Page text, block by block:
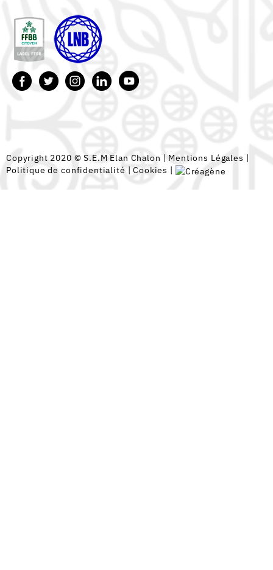
Copyright 2020 © S.E.M Elan Chalon | Mentions Légales |
Politique de confidentialité |Cookies |